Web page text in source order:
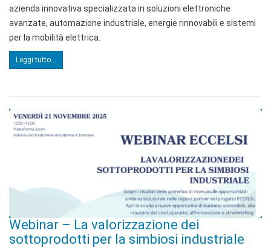
azienda innovativa specializzata in soluzioni elettroniche
avanzate, automazione industriale, energie rinnovabili e sistemi
per la mobilità elettrica.
Leggi tutto...
Webinar – La valorizzazione dei
sottoprodotti per la simbiosi industriale